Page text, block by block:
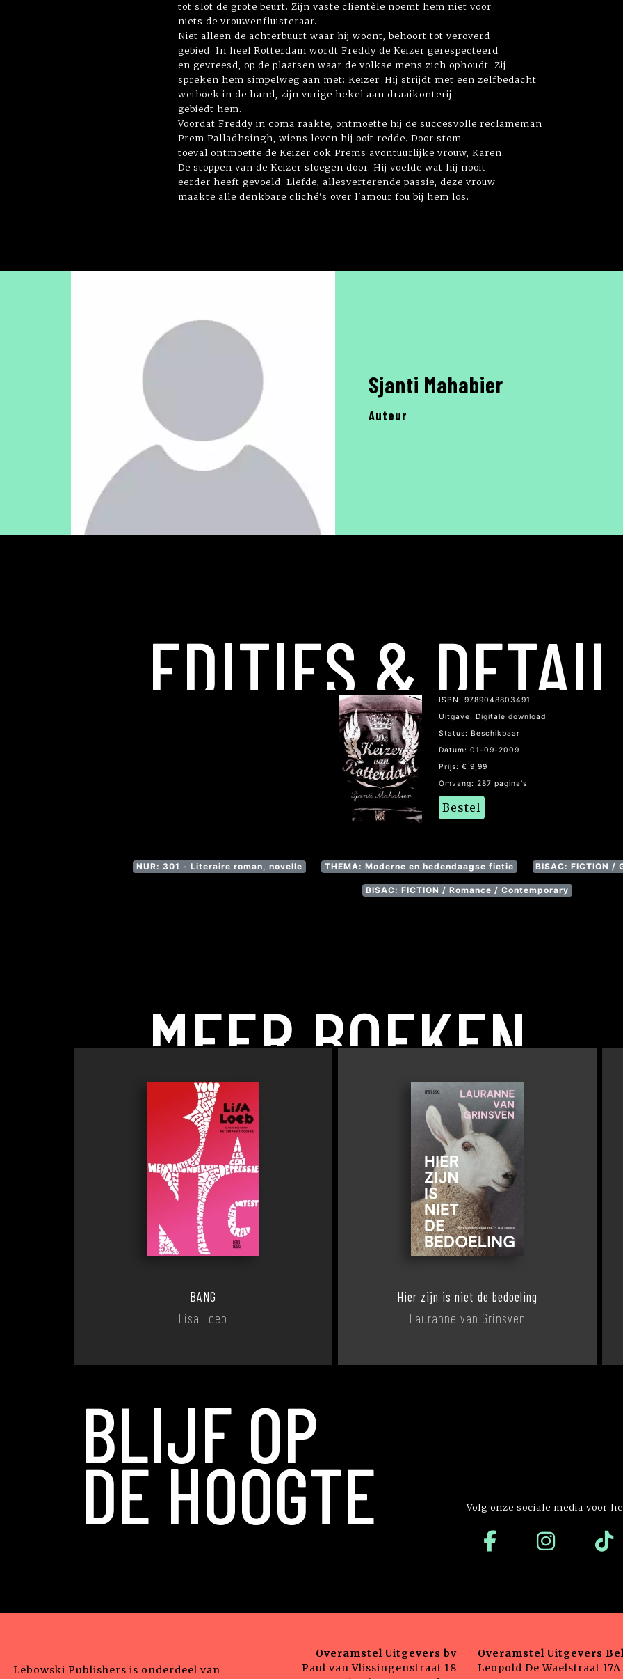
tot slot de grote beurt. Zijn vaste clientèle noemt hem niet voor
niets de vrouwenfluisteraar.
Niet alleen de achterbuurt waar hij woont, behoort tot veroverd
gebied. In heel Rotterdam wordt Freddy de Keizer gerespecteerd
en gevreesd, op de plaatsen waar de volkse mens zich ophoudt. Zij
spreken hem simpelweg aan met: Keizer. Hij strijdt met een zelfbedacht
wetboek in de hand, zijn vurige hekel aan draaikonterij
gebiedt hem.
Voordat Freddy in coma raakte, ontmoette hij de succesvolle reclameman
Prem Palladhsingh, wiens leven hij ooit redde. Door stom
toeval ontmoette de Keizer ook Prems avontuurlijke vrouw, Karen.
De stoppen van de Keizer sloegen door. Hij voelde wat hij nooit
eerder heeft gevoeld. Liefde, allesverterende passie, deze vrouw
maakte alle denkbare cliché's over l'amour fou bij hem los.
Sjanti Mahabier
Auteur
EDITIES &
ISBN: 9789048803491
Uitgave: Digitale download
Status: Beschikbaar
Datum: 01-09-2009
Prijs: € 9,99
Omvang: 287 pagina's
Bestel
NUR: 301 - Literaire roman, novelle THEMA: Moderne en hedendaagse fictie BISAC: FICTION /
BISAC: FICTION / Romance / Contemporary
MEER BOEKEN
BANG
Lisa Loeb
Hier zijn is niet de bedoeling
Lauranne van Grinsven
BLIJF OP
DE HOOGTE Volg onze sociale media voor
Lebowski Publishers is onderdeel van
Overamstel Uitgevers bv
Paul van Vlissingenstraat 18
Overamstel Uitgevers
Leopold De Waelstraat 17A